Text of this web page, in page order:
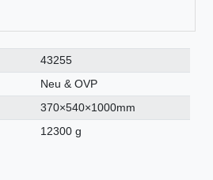
43255
Neu & OVP
370×540×1000mm
12300 g